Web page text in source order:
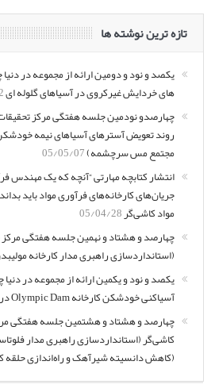
تازه ترین نوشته ها
یکصد و نود و دومین ارائه از مجموعه در
های خردایش غیرکروی در آسیاهای گلوله ای
چهارصدو نودمین جلسه هفتگی مرکز
مجتمع مس سرچشمه)05/05/07
انتشار کتابچه مهارتی “آنچه که یک مهندس
جریان‌های کارخانه‌های فرآوری مواد باید
مواد کاشی‌گر05/04/28
چهارصد و هشتاد و نهمین جلسه هفتگی
(استانداردسازی راهبری مدار کارخانه
یکصد و نود و یکمین ارائه از مجموعه در
آسیاکنی خودشکن کارخانه Olympic Dam در استرالیا
چهارصد و هشتاد و هشتمین جلسه هفتگی
کاشی‌گر (استانداردسازی راهبری مدار
(کاهش دانسیته شیرآهک و راه‌اندازی حلقه